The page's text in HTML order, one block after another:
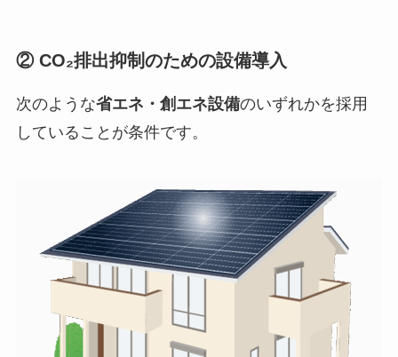
② CO₂排出抑制のための設備導入
次のような省エネ・創エネ設備のいずれかを採用
していることが条件です。